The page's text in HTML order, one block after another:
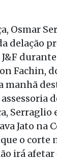
Osmar
delação
Fachin,
manhã
Serraglio
Jato na
o corte
irá afetar